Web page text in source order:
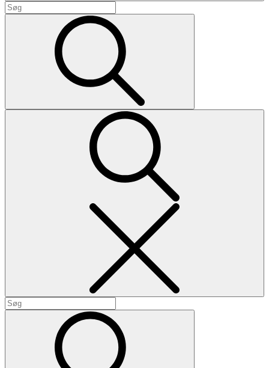
Search
for:
Search
for: